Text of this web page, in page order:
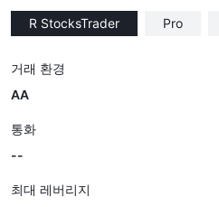
R StocksTrader Pro
거래 환경
AA
통화
--
최대 레버리지